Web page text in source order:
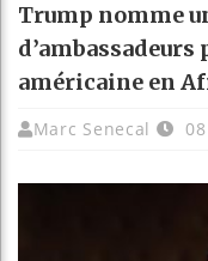
Trump nomme
américaine en
Marc Senecal